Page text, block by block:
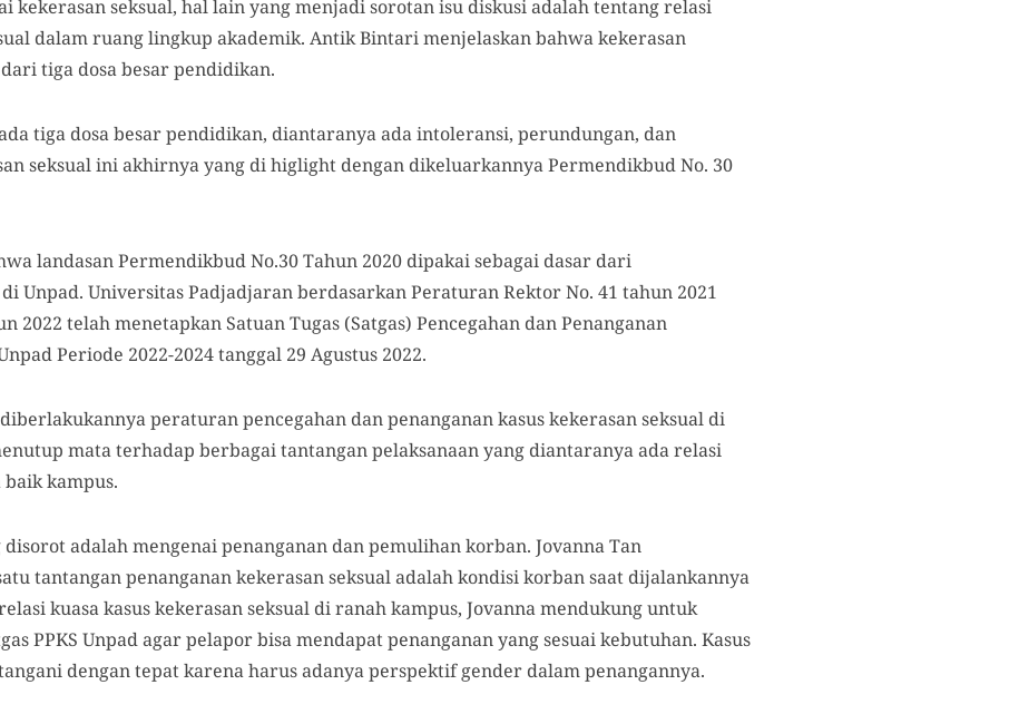
kekerasan seksual, hal lain yang menjadi sorotan isu diskusi adalah tentang relasi
dalam ruang lingkup akademik. Antik Bintari menjelaskan bahwa kekerasan
tiga dosa besar pendidikan.
tiga dosa besar pendidikan, diantaranya ada intoleransi, perundungan, dan
seksual ini akhirnya yang di higlight dengan dikeluarkannya Permendikbud No. 30
landasan Permendikbud No.30 Tahun 2020 dipakai sebagai dasar dari
di Unpad. Universitas Padjadjaran berdasarkan Peraturan Rektor No. 41 tahun 2021
2022 telah menetapkan Satuan Tugas (Satgas) Pencegahan dan Penanganan
Periode 2022-2024 tanggal 29 Agustus 2022.
peraturan pencegahan dan penanganan kasus kekerasan seksual di
mata terhadap berbagai tantangan pelaksanaan yang diantaranya ada relasi
kampus.
adalah mengenai penanganan dan pemulihan korban. Jovanna Tan
tantangan penanganan kekerasan seksual adalah kondisi korban saat dijalankannya
kuasa kasus kekerasan seksual di ranah kampus, Jovanna mendukung untuk
PPKS Unpad agar pelapor bisa mendapat penanganan yang sesuai kebutuhan. Kasus
dengan tepat karena harus adanya perspektif gender dalam penangannya.